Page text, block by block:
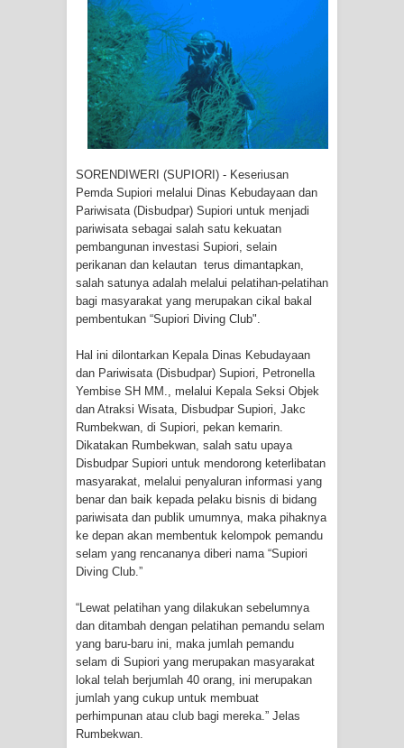
Tiga Personel Polresta Jayapura Kota
Jalani Sidang BP4R di Jayapura
Kapolresta Jayapura Kota
Mengapresiasi Antusiasme Warga
2026 di Lapangan Karang PTC Entrop
Kebakaran Hanguskan Satu Rumah
di Kompleks Asrama Polisi Sorong
Profil Lengkap Papua Barat, Bumi
Cenderawasih di Ujung Barat Papua
Profil Lengkap Provinsi Papua, Bumi
Cenderawasih di Ujung Timur
Indonesia
Profil Lengkap Aceh, Provinsi
Istimewa di Ujung Sumatera
Lima Rumah Pribadi Terbakar Di
Hamadi Jayapura Selatan
Gempa M3,3 Guncang Nabire, BMKG
Imbau Waspada Susulan
SORENDIWERI (SUPIORI) - Keseriusan
Pemda Supiori melalui Dinas Kebudayaan dan
Pariwisata (Disbudpar) Supiori untuk menjadi
pariwisata sebagai salah satu kekuatan
pembangunan investasi Supiori, selain
perikanan dan kelautan terus dimantapkan,
salah satunya adalah melalui pelatihan-pelatihan
bagi masyarakat yang merupakan cikal bakal
pembentukan “Supiori Diving Club".
Hal ini dilontarkan Kepala Dinas Kebudayaan
dan Pariwisata (Disbudpar) Supiori, Petronella
Yembise SH MM., melalui Kepala Seksi Objek
dan Atraksi Wisata, Disbudpar Supiori, Jakc
Rumbekwan, di Supiori, pekan kemarin.
Dikatakan Rumbekwan, salah satu upaya
Disbudpar Supiori untuk mendorong keterlibatan
masyarakat, melalui penyaluran informasi yang
benar dan baik kepada pelaku bisnis di bidang
pariwisata dan publik umumnya, maka pihaknya
ke depan akan membentuk kelompok pemandu
selam yang rencananya diberi nama “Supiori
Diving Club.”
“Lewat pelatihan yang dilakukan sebelumnya
dan ditambah dengan pelatihan pemandu selam
yang baru-baru ini, maka jumlah pemandu
selam di Supiori yang merupakan masyarakat
lokal telah berjumlah 40 orang, ini merupakan
jumlah yang cukup untuk membuat
perhimpunan atau club bagi mereka.” Jelas
Rumbekwan.